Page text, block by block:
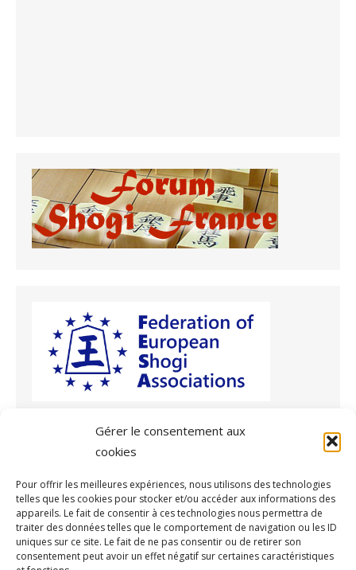
Gérer le consentement aux
cookies
Pour offrir les meilleures expériences, nous utilisons des technologies
telles que les cookies pour stocker et/ou accéder aux informations des
appareils. Le fait de consentir à ces technologies nous permettra de
traiter des données telles que le comportement de navigation ou les ID
uniques sur ce site. Le fait de ne pas consentir ou de retirer son
consentement peut avoir un effet négatif sur certaines caractéristiques
Archives